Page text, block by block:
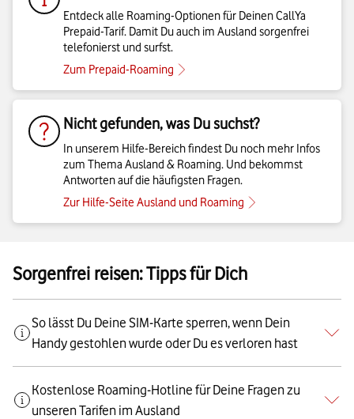
Entdeck alle Roaming-Optionen für Deinen CallYa
Prepaid-Tarif. Damit Du auch im Ausland sorgenfrei
telefonierst und surfst.
Zum Prepaid-Roaming
Nicht gefunden, was Du suchst?
In unserem Hilfe-Bereich findest Du noch mehr Infos
zum Thema Ausland & Roaming. Und bekommst
Antworten auf die häufigsten Fragen.
Zur Hilfe-Seite Ausland und Roaming
Sorgenfrei reisen: Tipps für Dich
So lässt Du Deine SIM-Karte sperren, wenn Dein
Handy gestohlen wurde oder Du es verloren hast
Kostenlose Roaming-Hotline für Deine Fragen zu
unseren Tarifen im Ausland